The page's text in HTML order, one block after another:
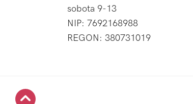
sobota 9-13
NIP: 7692168988
REGON: 380731019